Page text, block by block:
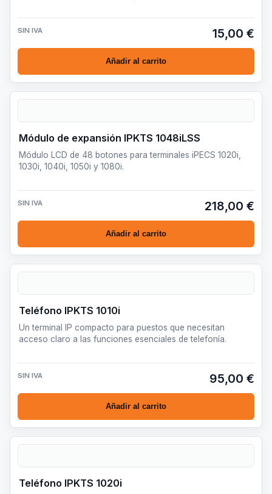
SIN IVA 15,00 €
Añadir al carrito
Módulo de expansión IPKTS 1048iLSS
Módulo LCD de 48 botones para terminales iPECS 1020i,
1030i, 1040i, 1050i y 1080i.
SIN IVA 218,00 €
Añadir al carrito
Teléfono IPKTS 1010i
Un terminal IP compacto para puestos que necesitan
acceso claro a las funciones esenciales de telefonía.
SIN IVA 95,00 €
Añadir al carrito
Teléfono IPKTS 1020i